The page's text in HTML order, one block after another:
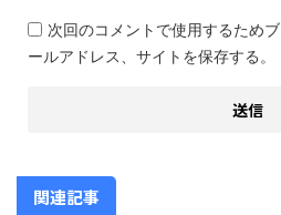
次回のコメントで使用するため
ールアドレス、サイトを保存する。
関連記事